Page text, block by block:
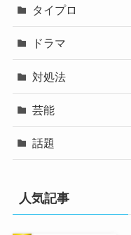
タイプロ
ドラマ
対処法
芸能
話題
人気記事